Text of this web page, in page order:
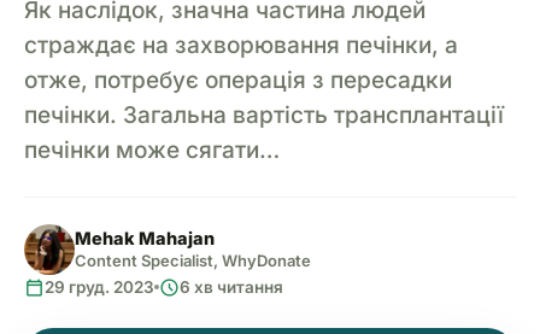
Як наслідок, значна частина людей
страждає на захворювання печінки, а
отже, потребує операція з пересадки
печінки. Загальна вартість трансплантації
печінки може сягати…
Mehak Mahajan
Content Specialist, WhyDonate
calendar_today29 груд. 2023 schedule6 хв читання